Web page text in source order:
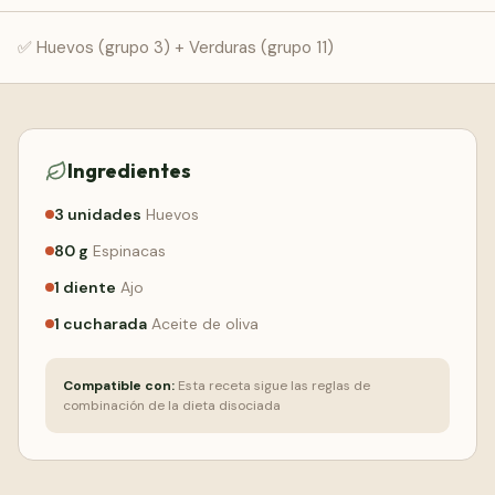
✅ Huevos (grupo 3) + Verduras (grupo 11)
Ingredientes
3 unidades Huevos
80 g Espinacas
1 diente Ajo
1 cucharada Aceite de oliva
Compatible con: Esta receta sigue las reglas de
combinación de la dieta disociada